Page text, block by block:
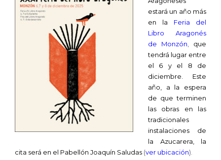
estará un año más
en la
Feria del
Libro Aragonés
de Monzón
que
tendrá lugar entre
el 6 y el 8 de
diciembre. Este
año, a la espera
de que terminen
las obras en las
tradicionales
instalaciones de
la Azucarera, la
cita será en el Pabellón Joaquín Saludas (ver ubicación).